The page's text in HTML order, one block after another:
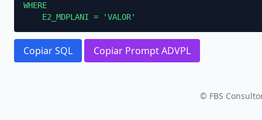
WHERE
    E2_MDPLANI = 'VALOR'
Copiar SQL Copiar Prompt ADVPL
© FBS